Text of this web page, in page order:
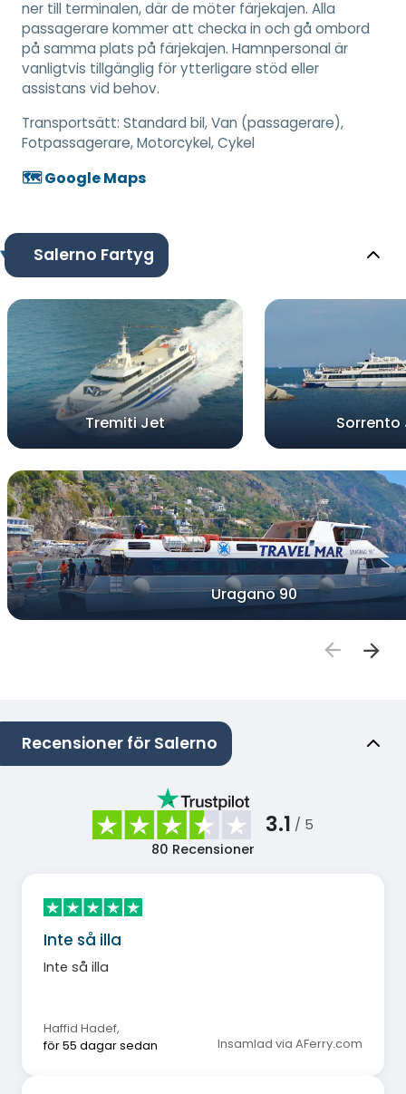
ner till terminalen, där de möter färjekajen. Alla
passagerare kommer att checka in och gå ombord
på samma plats på färjekajen. Hamnpersonal är
vanligtvis tillgänglig för ytterligare stöd eller
assistans vid behov.
Transportsätt: Standard bil, Van (passagerare),
Fotpassagerare, Motorcykel, Cykel
🗺️ Google Maps
Salerno Fartyg
Tremiti Jet Sorrento
Uragano 90
Recensioner för Salerno
3.1 / 5
80 Recensioner
Inte så illa
Inte så illa
Haffid Hadef,
för 55 dagar sedan
Insamlad via AFerry.com